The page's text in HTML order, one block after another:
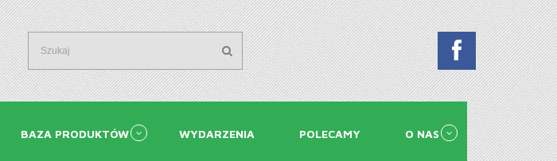
BAZA PRODUKTÓW WYDARZENIA POLECAMY O NAS